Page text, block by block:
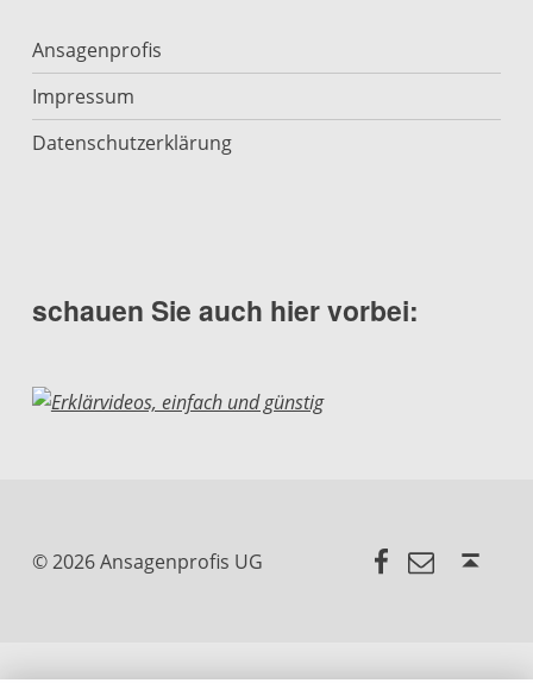
Ansagenprofis
Impressum
Datenschutzerklärung
schauen Sie auch hier vorbei:
© 2026 Ansagenprofis UG
Facebook